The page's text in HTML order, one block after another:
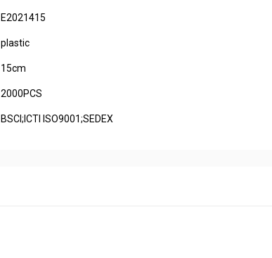
E2021415
plastic
15cm
2000PCS
BSCI;ICTI ISO9001;SEDEX